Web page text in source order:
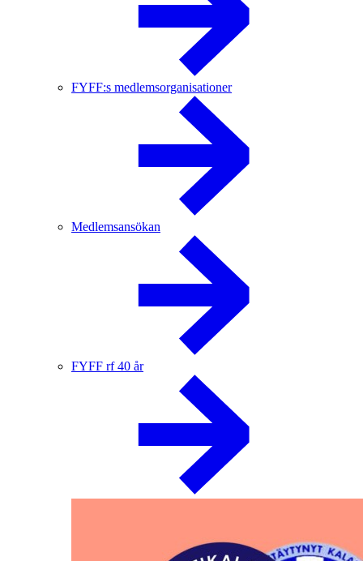
FYFF:s medlemsorganisationer
Medlemsansökan
FYFF rf 40 år